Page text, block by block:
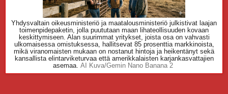
Yhdysvaltain oikeusministeriö ja maatalousministeriö julkistivat laajan
toimenpidepaketin, jolla puututaan maan lihateollisuuden kovaan
keskittymiseen. Alan suurimmat yritykset, joista osa on vahvasti
ulkomaisessa omistuksessa, hallitsevat 85 prosenttia markkinoista,
mikä viranomaisten mukaan on nostanut hintoja ja heikentänyt sekä
kansallista elintarviketurvaa että amerikkalaisten karjankasvattajien
asemaa. AI Kuva/Gemin Nano Banana 2